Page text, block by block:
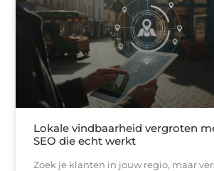
Lokale vindbaarheid vergroten
SEO die echt werkt
Zoek je klanten in jouw regio, maar